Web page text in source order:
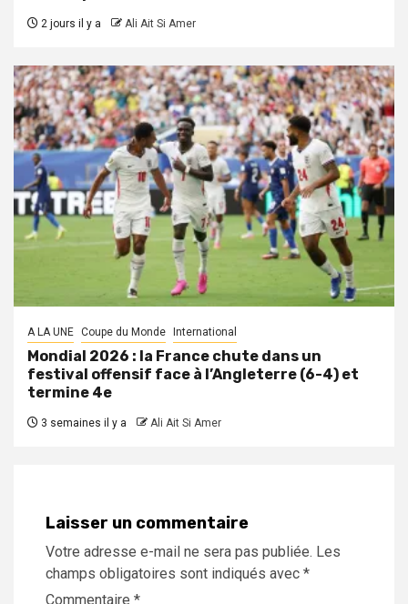
2 jours il y a Ali Ait Si Amer
A LA UNE Coupe du Monde International
Mondial 2026 : la France chute dans un
festival offensif face à l’Angleterre (6-4) et
termine 4e
3 semaines il y a Ali Ait Si Amer
Laisser un commentaire
Votre adresse e-mail ne sera pas publiée. Les
champs obligatoires sont indiqués avec *
Commentaire *